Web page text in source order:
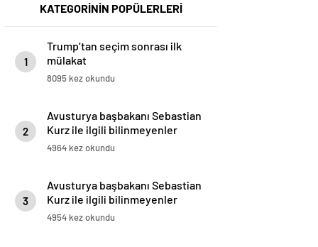
KATEGORİNİN POPÜLERLERİ
1
Trump’tan seçim sonrası ilk
mülakat
8095 kez okundu
2
Avusturya başbakanı Sebastian
Kurz ile ilgili bilinmeyenler
4964 kez okundu
3
Avusturya başbakanı Sebastian
Kurz ile ilgili bilinmeyenler
4954 kez okundu